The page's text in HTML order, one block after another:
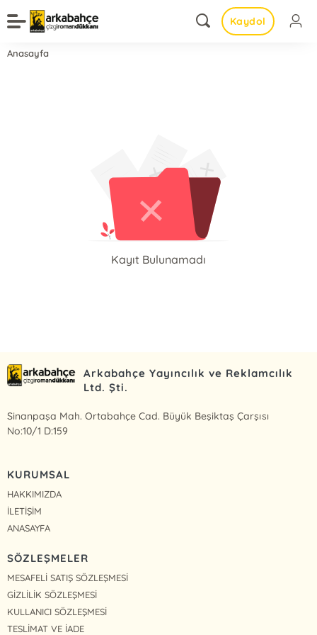
Kaydol
Anasayfa
Kayıt Bulunamadı
Arkabahçe Yayıncılık ve Reklamcılık
Ltd. Şti.
Sinanpaşa Mah. Ortabahçe Cad. Büyük Beşiktaş Çarşısı
No:10/1 D:159
KURUMSAL
HAKKIMIZDA
İLETİŞİM
ANASAYFA
SÖZLEŞMELER
MESAFELİ SATIŞ SÖZLEŞMESİ
GİZLİLİK SÖZLEŞMESİ
KULLANICI SÖZLEŞMESİ
TESLİMAT VE İADE